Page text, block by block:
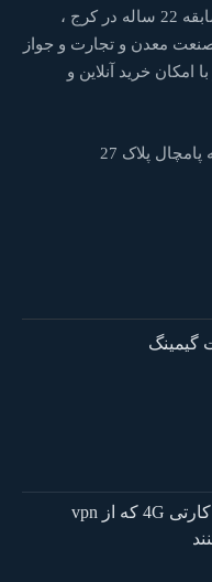
جانبی موبایل و کامپیوتر و لپ تاپ با سابقه 22 ساله در کرج ،
صنعت معدن و تجارت و جواز
امکان خرید آنلاین و
پلاک 27
گیمینگ
3 مودم سیم کارتی 4G که از vpn